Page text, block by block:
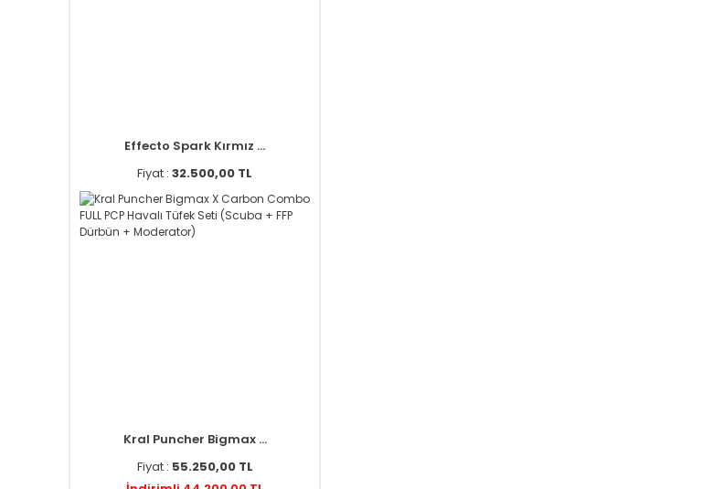
Effecto Spark Kırmız ...
Fiyat : 32.500,00 TL
Kral Puncher Bigmax ...
Fiyat : 55.250,00 TL